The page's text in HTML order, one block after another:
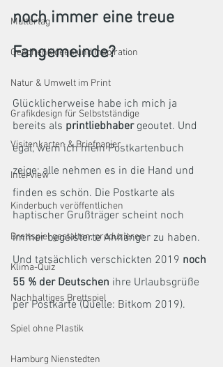
Muttertag
Geschenkideen und Inspiration
Natur & Umwelt im Print
Grafikdesign für Selbstständige
Visitenkarten & Briefpapier
Interview
Kinderbuch veröffentlichen
Brettspiel gestalten, produzieren
Klima-Quiz
Nachhaltiges Brettspiel
Spiel ohne Plastik
Hamburg Nienstedten
noch immer eine treue
Fangemeinde?
Glücklicherweise habe ich mich ja
bereits als printliebhaber geoutet. Und
egal, wem ich mein Postkartenbuch
zeige: alle nehmen es in die Hand und
finden es schön. Die Postkarte als
haptischer Grußträger scheint noch
immer begeisterte Anhänger zu haben.
Und tatsächlich verschickten 2019 noch
55 % der Deutschen ihre Urlaubsgrüße
per Postkarte (Quelle: Bitkom 2019).